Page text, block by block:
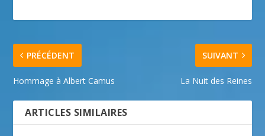
PRÉCÉDENT
Hommage à Albert Camus
SUIVANT
La Nuit des Reines
ARTICLES SIMILAIRES